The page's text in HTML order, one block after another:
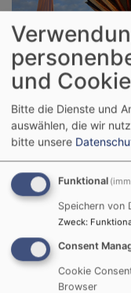
Die
Buckenhofen und
Hallerndorf mit den
TAUFE,
und
Bitte die Dienste und
auswählen, die wir
bitte unsere
Funktional
Speichern von
Zweck:
Consent
Cookie
Browser